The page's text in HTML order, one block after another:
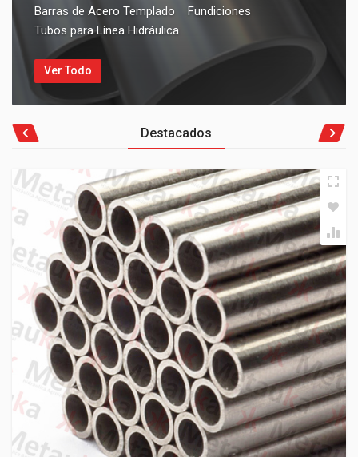
Barras de Acero Templado
Fundiciones
Tubos para Línea Hidráulica
Ver Todo
Destacados